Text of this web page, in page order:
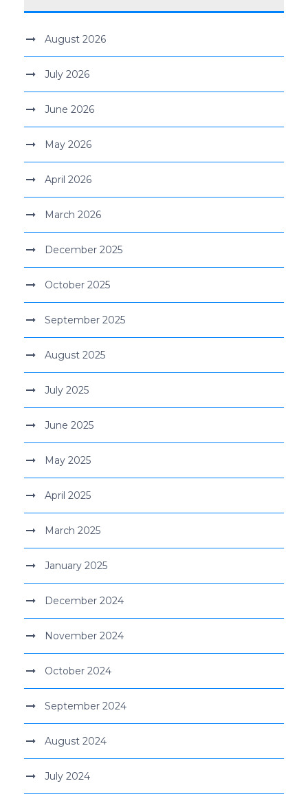
August 2026
July 2026
June 2026
May 2026
April 2026
March 2026
December 2025
October 2025
September 2025
August 2025
July 2025
June 2025
May 2025
April 2025
March 2025
January 2025
December 2024
November 2024
October 2024
September 2024
August 2024
July 2024